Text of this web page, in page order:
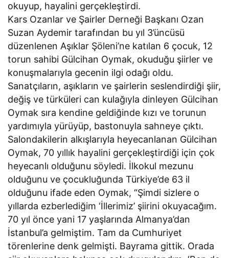
okuyup, hayalini gerçekleştirdi.
Kars Ozanlar ve Şairler Derneği Başkanı Ozan
Suzan Aydemir tarafından bu yıl 3’üncüsü
düzenlenen Aşıklar Şöleni’ne katılan 6 çocuk, 12
torun sahibi Gülcihan Oymak, okuduğu şiirler ve
konuşmalarıyla gecenin ilgi odağı oldu.
Sanatçıların, aşıkların ve şairlerin seslendirdiği şiir,
değiş ve türküleri can kulağıyla dinleyen Gülcihan
Oymak sıra kendine geldiğinde kızı ve torunun
yardımıyla yürüyüp, bastonuyla sahneye çıktı.
Salondakilerin alkışlarıyla heyecanlanan Gülcihan
Oymak, 70 yıllık hayalini gerçekleştirdiği için çok
heyecanlı olduğunu söyledi. İlkokul mezunu
olduğunu ve çocukluğunda Türkiye’de 63 il
olduğunu ifade eden Oymak, “Şimdi sizlere o
yıllarda ezberlediğim ‘İllerimiz’ şiirini okuyacağım.
70 yıl önce yani 17 yaşlarında Almanya’dan
İstanbul’a gelmiştim. Tam da Cumhuriyet
törenlerine denk gelmişti. Bayrama gittik. Orada